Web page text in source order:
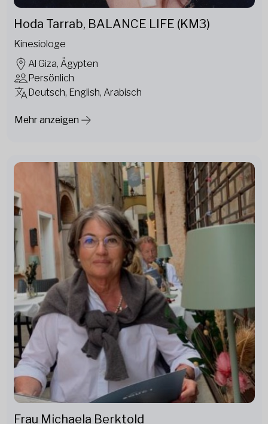
Hoda Tarrab, BALANCE LIFE (KM3)
Kinesiologe
Al Giza, Ägypten
Persönlich
Deutsch, English, Arabisch
Mehr anzeigen
Frau Michaela Berktold